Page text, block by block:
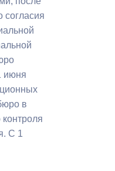
согласия
июня
в
С 1